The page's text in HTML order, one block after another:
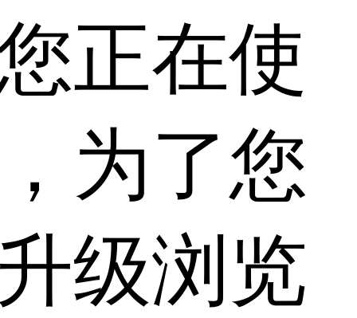
正在使
为了您
级浏览